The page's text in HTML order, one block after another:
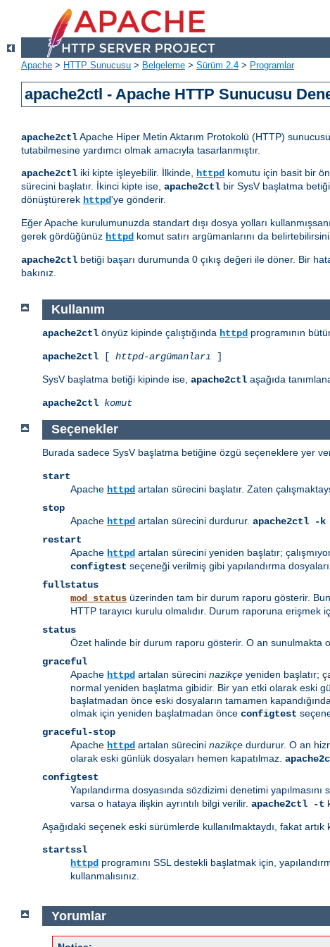
Apache > HTTP Sunucusu > Belgeleme > Sürüm 2.4 > Programlar
apache2ctl - Apache HTTP Sunucusu
apache2ctlApache Hiper Metin Aktarım Protokolü (HTTP)
tutabilmesine yardımcı olmak amacıyla tasarlanmıştır.
apache2ctl iki kipte işleyebilir. İlkinde, httpd komutu için basit bir
sürecini başlatır. İkinci kipte ise, apache2ctl bir SysV başlatma
dönüştürerek httpd'ye gönderir.
Eğer Apache kurulumunuzda standart dışı dosya yolları
gerek gördüğünüz httpd komut satırı argümanlarını da
apache2ctl betiği başarı durumunda 0 çıkış değeri ile döner. Bir
bakınız.
Kullanım
apache2ctl önyüz kipinde çalıştığında httpd programının
apache2ctl [ httpd-argümanları ]
SysV başlatma betiği kipinde ise, apache2ctl aşağıda
apache2ctl komut
Seçenekler
Burada sadece SysV başlatma betiğine özgü seçeneklere yer
start
Apache httpd artalan sürecini başlatır. Zaten
stop
Apache httpd artalan sürecini durdurur. apache2ctl -k
restart
Apache httpd artalan sürecini yeniden başlatır;
configtest seçeneği verilmiş gibi yapılandırma dosyaları
fullstatus
mod_status üzerinden tam bir durum raporu gösterir.
HTTP tarayıcı kurulu olmalıdır. Durum raporuna erişmek
status
Özet halinde bir durum raporu gösterir. O an sunulmakta
graceful
Apache httpd artalan sürecini nazikçe yeniden başlatır;
normal yeniden başlatma gibidir. Bir yan etki olarak eski
başlatmadan önce eski dosyaların tamamen
olmak için yeniden başlatmadan önce configtest
graceful-stop
Apache httpd artalan sürecini nazikçe durdurur. O an
olarak eski günlük dosyaları hemen kapatılmaz.
configtest
Yapılandırma dosyasında sözdizimi denetimi
varsa o hataya ilişkin ayrıntılı bilgi verilir. apache2ctl -t
Aşağıdaki seçenek eski sürümlerde kullanılmaktaydı, fakat artık
startssl
httpd programını SSL destekli başlatmak için,
kullanmalısınız.
Yorumlar